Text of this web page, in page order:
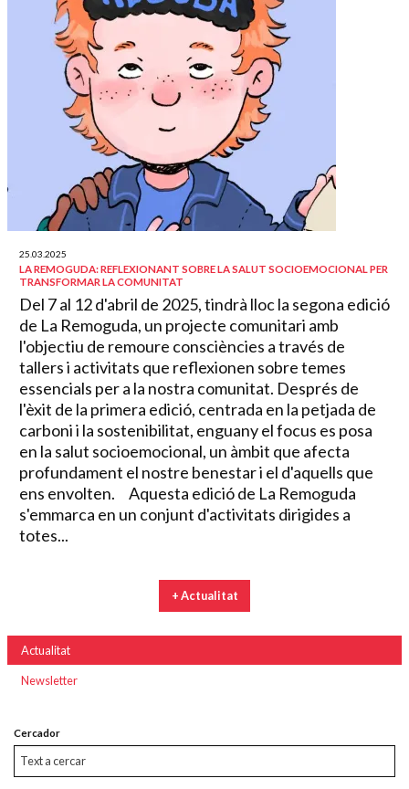
25.03.2025
LA REMOGUDA: REFLEXIONANT SOBRE LA SALUT SOCIOEMOCIONAL PER
TRANSFORMAR LA COMUNITAT
Del 7 al 12 d'abril de 2025, tindrà lloc la segona edició
de La Remoguda, un projecte comunitari amb
l'objectiu de remoure consciències a través de
tallers i activitats que reflexionen sobre temes
essencials per a la nostra comunitat. Després de
l'èxit de la primera edició, centrada en la petjada de
carboni i la sostenibilitat, enguany el focus es posa
en la salut socioemocional, un àmbit que afecta
profundament el nostre benestar i el d'aquells que
ens envolten. Aquesta edició de La Remoguda
s'emmarca en un conjunt d'activitats dirigides a
totes...
+ Actualitat
Actualitat
Newsletter
Cercador